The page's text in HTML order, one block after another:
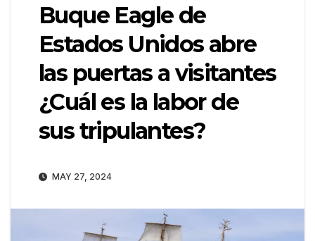
Buque Eagle de
Estados Unidos abre
las puertas a visitantes
¿Cuál es la labor de
sus tripulantes?
MAY 27, 2024